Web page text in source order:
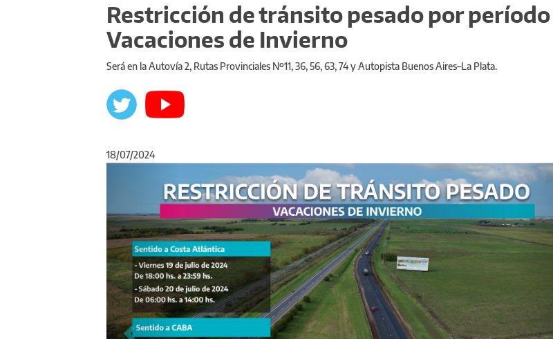
Restricción de tránsito pesado por período
Vacaciones de Invierno
Será en la Autovía 2, Rutas Provinciales Nº11, 36, 56, 63, 74 y Autopista Buenos Aires–La Plata.
18/07/2024
Anterior